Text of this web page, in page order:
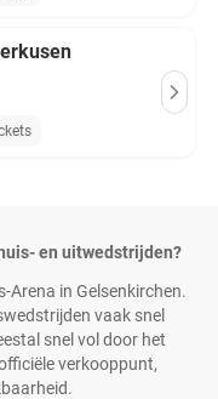
en uitwedstrijden?
Arena in Gelsenkirchen.
vaak snel
snel vol door het
verkooppunt,